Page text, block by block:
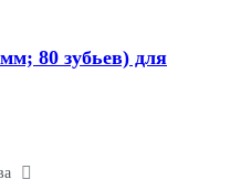
80 зубьев) для